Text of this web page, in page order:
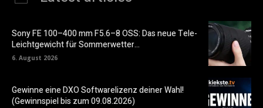
Sony FE 100–400 mm F5.6–8 OSS: Das neue Tele-
Leichtgewicht für Sommerwetter…
6. August 2026
Gewinne eine DXO Softwarelizenz deiner Wahl!
(Gewinnspiel bis zum 09.08.2026)